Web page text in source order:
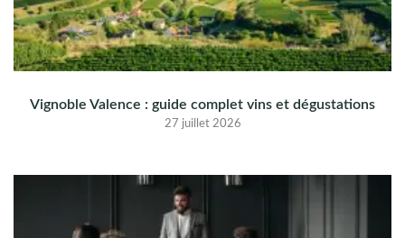
Vignoble Valence : guide complet vins et dégustations
27 juillet 2026